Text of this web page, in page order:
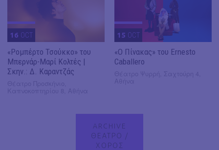
16 OCT
«Ρομπέρτο Τσούκκο» του
Μπερνάρ-Μαρί Κολτές |
Σκην.: Δ. Καραντζάς
15 OCT
«Ο Πίνακας» του Ernesto
Caballero
ARCHIVE
ΘΕΑΤΡΟ /
ΧΟΡΟΣ